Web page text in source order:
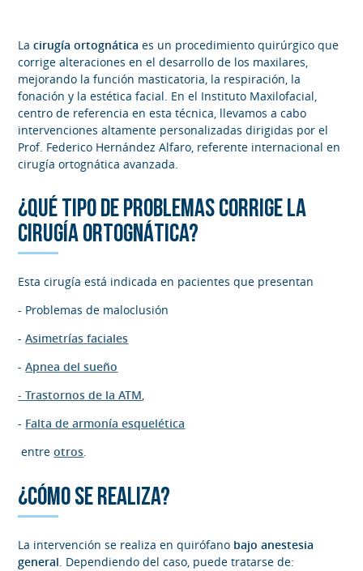
Lacirugía ortognática es un procedimiento quirúrgico que
corrige alteraciones en el desarrollo de los maxilares,
mejorando la función masticatoria, la respiración, la
fonación y la estética facial. En el Instituto Maxilofacial,
centro de referencia en esta técnica, llevamos a cabo
intervenciones altamente personalizadas dirigidas por el
Prof. Federico Hernández Alfaro, referente internacional en
cirugía ortognática avanzada.
¿QUÉ TIPO DE PROBLEMAS CORRIGE LA
CIRUGÍA ORTOGNÁTICA?
Esta cirugía está indicada en pacientes que presentan
- Problemas de maloclusión
-Asimetrías faciales
-Apnea del sueño
- Trastornos de la ATM,
- Falta de armonía esquelética
entreotros.
¿CÓMO SE REALIZA?
La intervención se realiza en quirófano bajo anestesia
general. Dependiendo del caso, puede tratarse de: